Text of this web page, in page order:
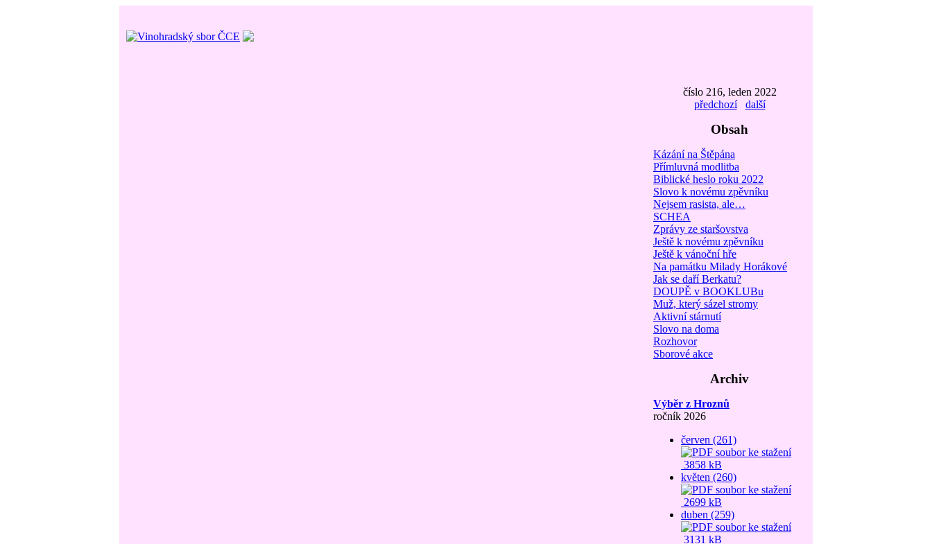
číslo 216, leden 2022
předchozí
další
Obsah
Kázání na Štěpána
Přímluvná modlitba
Biblické heslo roku 2022
Slovo k novému zpěvníku
Nejsem rasista, ale…
SCHEA
Zprávy ze staršovstva
Ještě k novému zpěvníku
Ještě k vánoční hře
Na památku Milady Horákové
Jak se daří Berkatu?
DOUPĚ v BOOKLUBu
Muž, který sázel stromy
Aktivní stárnutí
Slovo na doma
Rozhovor
Sborové akce
Archiv
Výběr z Hroznů
ročník 2026
červen (261)
3858 kB
květen (260)
2699 kB
duben (259)
3131 kB